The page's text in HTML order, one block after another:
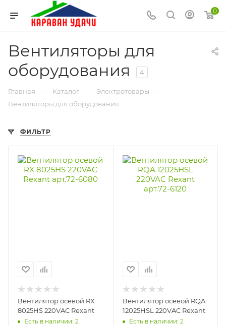
0
Вентиляторы для
оборудования
4
Главная — Каталог — Электротовары —
Вентиляторы для оборудования
ФИЛЬТР
Вентилятор осевой RX
8025HS 220VAC Rexant
Есть в наличии: 2
Вентилятор осевой RQA
12025HSL 220VAC Rexant
Есть в наличии: 2